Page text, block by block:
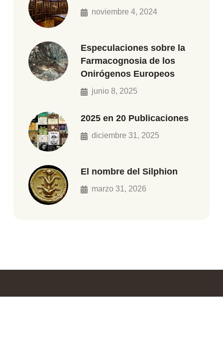
noviembre 4, 2024
Especulaciones sobre la
Farmacognosia de los
Onirógenos Europeos
junio 8, 2025
2025 en 20 Publicaciones
diciembre 31, 2025
El nombre del Silphion
marzo 31, 2026